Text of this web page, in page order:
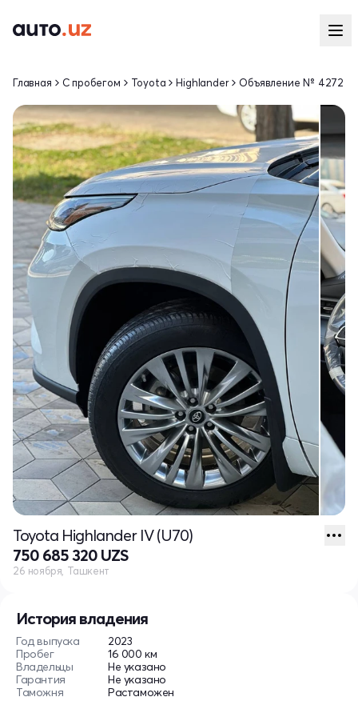
История владения
Год выпуска
2023
Пробег
16 000 км
Владельцы
Не указано
Гарантия
Не указано
Таможня
Растаможен
Главная С пробегом Toyota Highlander Объявление № 4272
Toyota Highlander IV (U70)
750 685 320 UZS
26 ноября, Ташкент